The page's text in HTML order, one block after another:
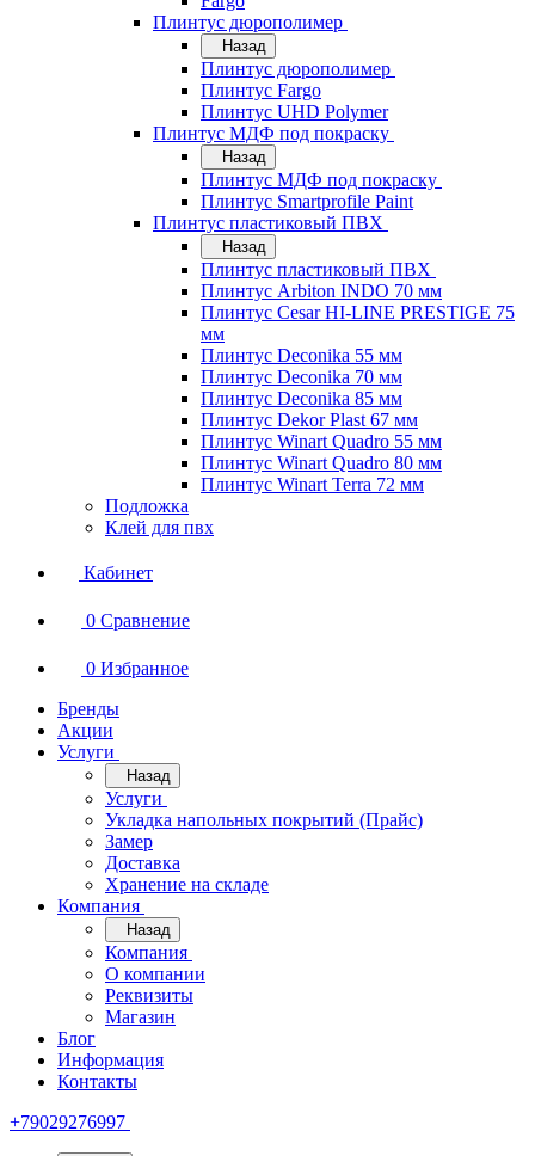
Плинтус дюрополимер
Назад
Плинтус дюрополимер
Плинтус Fargo
Плинтус UHD Polymer
Плинтус МДФ под покраску
Назад
Плинтус МДФ под покраску
Плинтус Smartprofile Paint
Плинтус пластиковый ПВХ
Назад
Плинтус пластиковый ПВХ
Плинтус Arbiton INDO 70 мм
Плинтус Cesar HI-LINE PRESTIGE 75
мм
Плинтус Deconika 55 мм
Плинтус Deconika 70 мм
Плинтус Deconika 85 мм
Плинтус Dekor Plast 67 мм
Плинтус Winart Quadro 55 мм
Плинтус Winart Quadro 80 мм
Плинтус Winart Terra 72 мм
Подложка
Клей для пвх
Кабинет
0 Сравнение
0 Избранное
Бренды
Акции
Услуги
Назад
Услуги
Укладка напольных покрытий (Прайс)
Замер
Доставка
Хранение на складе
Компания
Назад
Компания
О компании
Реквизиты
Магазин
Блог
Информация
Контакты
+79029276997